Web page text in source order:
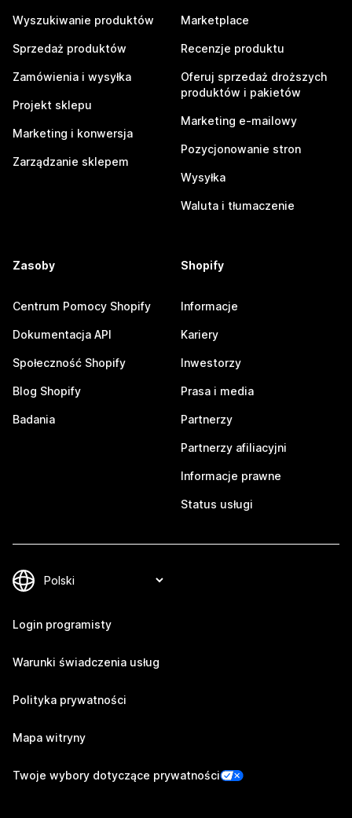
Wyszukiwanie produktów
Sprzedaż produktów
Zamówienia i wysyłka
Projekt sklepu
Marketing i konwersja
Zarządzanie sklepem
Marketplace
Recenzje produktu
Oferuj sprzedaż droższych
produktów i pakietów
Marketing e-mailowy
Pozycjonowanie stron
Wysyłka
Waluta i tłumaczenie
Zasoby
Centrum Pomocy Shopify
Dokumentacja API
Społeczność Shopify
Blog Shopify
Badania
Shopify
Informacje
Kariery
Inwestorzy
Prasa i media
Partnerzy
Partnerzy afiliacyjni
Informacje prawne
Status usługi
Login programisty
Warunki świadczenia usług
Polityka prywatności
Mapa witryny
Twoje wybory dotyczące prywatności